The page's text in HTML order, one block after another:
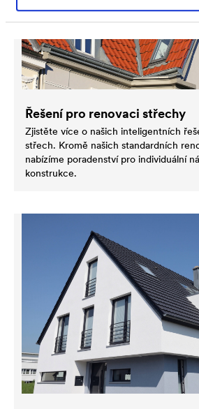
Řešení pro renovaci střechy
Zjistěte více o našich inteligentních
střech. Kromě našich standardních
nabízíme poradenství pro individuální
konstrukce.